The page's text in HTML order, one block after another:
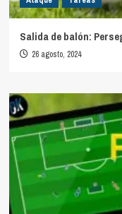
Salida de balón:
26 agosto, 2024